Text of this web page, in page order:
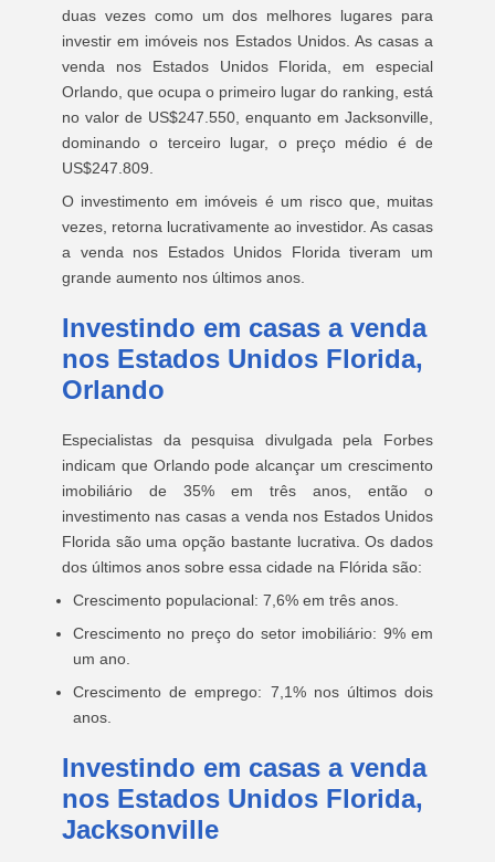
duas vezes como um dos melhores lugares para
investir em imóveis nos Estados Unidos. As casas a
venda nos Estados Unidos Florida, em especial
Orlando, que ocupa o primeiro lugar do ranking, está
no valor de US$247.550, enquanto em Jacksonville,
dominando o terceiro lugar, o preço médio é de
US$247.809.
O investimento em imóveis é um risco que, muitas
vezes, retorna lucrativamente ao investidor. As casas
a venda nos Estados Unidos Florida tiveram um
grande aumento nos últimos anos.
Investindo em casas a venda
nos Estados Unidos Florida,
Orlando
Especialistas da pesquisa divulgada pela Forbes
indicam que Orlando pode alcançar um crescimento
imobiliário de 35% em três anos, então o
investimento nas casas a venda nos Estados Unidos
Florida são uma opção bastante lucrativa. Os dados
dos últimos anos sobre essa cidade na Flórida são:
Crescimento populacional: 7,6% em três anos.
Crescimento no preço do setor imobiliário: 9% em
um ano.
Crescimento de emprego: 7,1% nos últimos dois
anos.
Investindo em casas a venda
nos Estados Unidos Florida,
Jacksonville